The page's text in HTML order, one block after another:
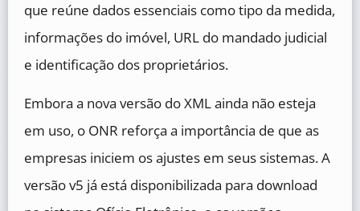
que reúne dados essenciais como tipo da medida,
informações do imóvel, URL do mandado judicial
e identificação dos proprietários.
Embora a nova versão do XML ainda não esteja
em uso, o ONR reforça a importância de que as
empresas iniciem os ajustes em seus sistemas. A
versão v5 já está disponibilizada para download